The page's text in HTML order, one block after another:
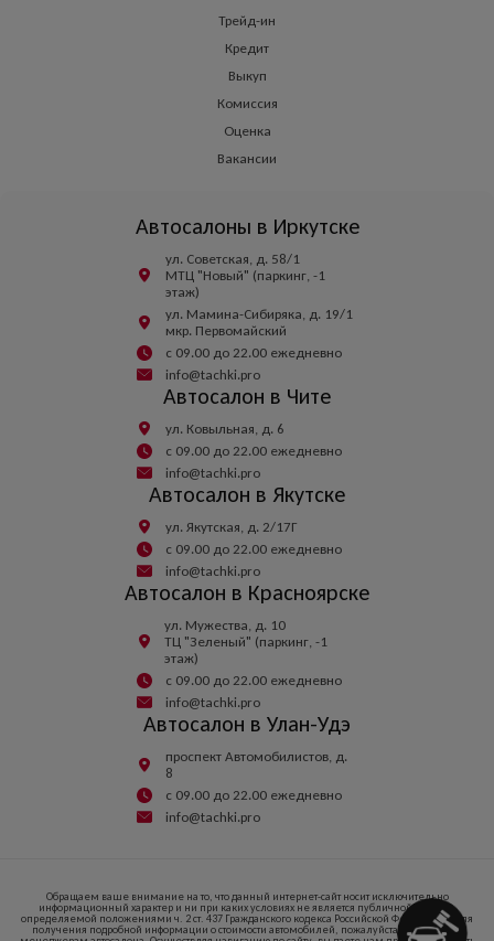
Трейд-ин
Кредит
Выкуп
Комиссия
Оценка
Вакансии
Автосалоны в Иркутске
ул. Советская, д. 58/1
МТЦ "Новый" (паркинг, -1
этаж)
ул. Мамина-Сибиряка, д. 19/1
мкр. Первомайский
с 09.00 до 22.00 ежедневно
info@tachki.pro
Автосалон в Чите
ул. Ковыльная, д. 6
с 09.00 до 22.00 ежедневно
info@tachki.pro
Автосалон в Якутске
ул. Якутская, д. 2/17Г
с 09.00 до 22.00 ежедневно
info@tachki.pro
Автосалон в Красноярске
ул. Мужества, д. 10
ТЦ "Зеленый" (паркинг, -1
этаж)
с 09.00 до 22.00 ежедневно
info@tachki.pro
Автосалон в Улан-Удэ
проспект Автомобилистов, д.
8
с 09.00 до 22.00 ежедневно
info@tachki.pro
Обращаем ваше внимание на то, что данный интернет-сайт носит исключительно
информационный характер и ни при каких условиях не является публичной офертой,
определяемой положениями ч. 2 ст. 437 Гражданского кодекса Российской Федерации. Для
получения подробной информации о стоимости автомобилей, пожалуйста, обратитесь к